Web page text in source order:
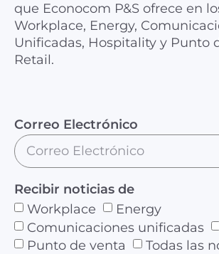
que Econocom P&S ofrece en
Workplace, Energy,
Unificadas, Hospitality y Punto
Retail.
Correo Electrónico
Recibir noticias de
Workplace
Energy
Comunicaciones unificadas
Punto de venta
Todas las